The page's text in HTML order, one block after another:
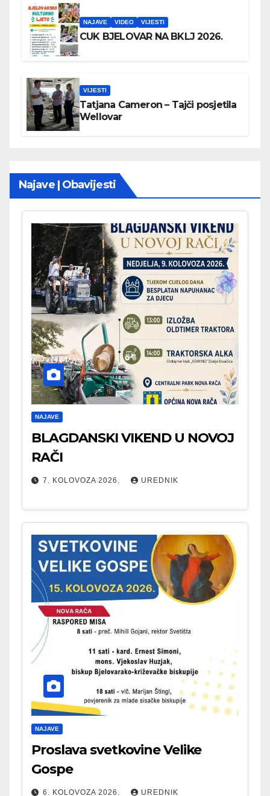
NAJAVE VIDEO VIJESTI
CUK BJELOVAR NA BKLJ 2026.
VIJESTI
Tatjana Cameron – Tajči posjetila
Wellovar
Najave | Obavijesti
NAJAVE
BLAGDANSKI VIKEND U NOVOJ
RAČI
7. KOLOVOZA 2026. UREDNIK
NAJAVE
Proslava svetkovine Velike
Gospe
6. KOLOVOZA 2026. UREDNIK